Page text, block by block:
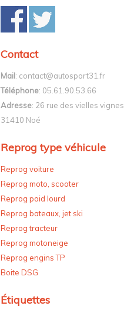
Contact
Mail: contact@autosport31.fr
Téléphone: 05.61.90.53.66
Adresse: 26 rue des vielles vignes,
31410 Noé
Reprog type véhicule
Reprog voiture
Reprog moto, scooter
Reprog poid lourd
Reprog bateaux, jet ski
Reprog tracteur
Reprog motoneige
Reprog engins TP
Boite DSG
Étiquettes